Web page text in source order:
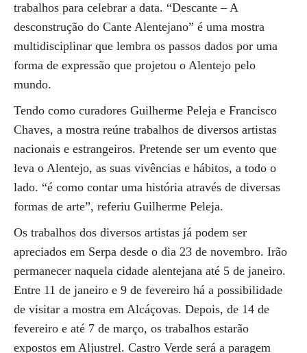
trabalhos para celebrar a data. “Descante – A
desconstrução do Cante Alentejano” é uma mostra
multidisciplinar que lembra os passos dados por uma
forma de expressão que projetou o Alentejo pelo
mundo.
Tendo como curadores Guilherme Peleja e Francisco
Chaves, a mostra reúne trabalhos de diversos artistas
nacionais e estrangeiros. Pretende ser um evento que
leva o Alentejo, as suas vivências e hábitos, a todo o
lado. “é como contar uma história através de diversas
formas de arte”, referiu Guilherme Peleja.
Os trabalhos dos diversos artistas já podem ser
apreciados em Serpa desde o dia 23 de novembro. Irão
permanecer naquela cidade alentejana até 5 de janeiro.
Entre 11 de janeiro e 9 de fevereiro há a possibilidade
de visitar a mostra em Alcáçovas. Depois, de 14 de
fevereiro e até 7 de março, os trabalhos estarão
expostos em Aljustrel. Castro Verde será a paragem